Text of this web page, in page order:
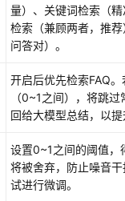
量）、关键词检索（
检索（兼顾两者，推
问答对）。
开启后优先检索FAQ
（0~1之间），将跳
回给大模型总结，以提
设置0~1之间的阈值，
将被舍弃，防止噪音
试进行微调。